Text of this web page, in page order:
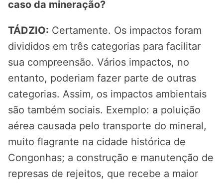
caso da mineração?
TÁDZIO: Certamente. Os impactos foram
divididos em três categorias para facilitar
sua compreensão. Vários impactos, no
entanto, poderiam fazer parte de outras
categorias. Assim, os impactos ambientais
são também sociais. Exemplo: a poluição
aérea causada pelo transporte do mineral,
muito flagrante na cidade histórica de
Congonhas; a construção e manutenção de
represas de rejeitos, que recebe a maior